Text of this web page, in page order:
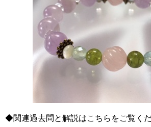
◆関連過去問と解説はこちらをご覧く